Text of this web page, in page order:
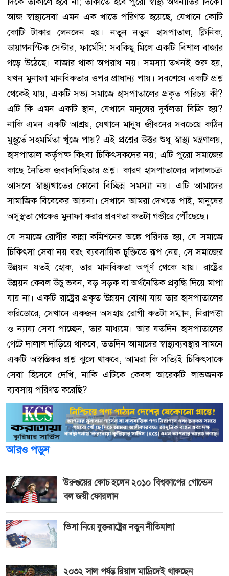
আজ স্বাস্থ্যসেবা এমন এক খাতে পরিণত হয়েছে, যেখানে কোটি
কোটি টাকার লেনদেন হয়। নতুন নতুন হাসপাতাল, ক্লিনিক,
ডায়াগনস্টিক সেন্টার, ফার্মেসি: সবকিছু মিলে একটি বিশাল বাজার
গড়ে উঠেছে। বাজার থাকা অপরাধ নয়। সমস্যা তখনই শুরু হয়,
যখন মুনাফা মানবিকতার ওপর প্রাধান্য পায়। সবশেষে একটি প্রশ্ন
থেকেই যায়, একটি সভ্য সমাজে হাসপাতালের প্রকৃত পরিচয় কী?
এটি কি এমন একটি স্থান, যেখানে মানুষের দুর্বলতা বিক্রি হয়?
নাকি এমন একটি আশ্রয়, যেখানে মানুষ জীবনের সবচেয়ে কঠিন
মুহূর্তে সহমর্মিতা খুঁজে পায়? এই প্রশ্নের উত্তর শুধু স্বাস্থ্য মন্ত্রণালয়,
হাসপাতাল কর্তৃপক্ষ কিংবা চিকিৎসকদের নয়; এটি পুরো সমাজের
কাছে নৈতিক জবাবদিহিতার প্রশ্ন। কারণ হাসপাতালের দালালচক্র
আসলে স্বাস্থ্যখাতের কোনো বিচ্ছিন্ন সমস্যা নয়। এটি আমাদের
সামাজিক বিবেকের আয়না। সেখানে আমরা দেখতে পাই, মানুষের
অসুস্থতা থেকেও মুনাফা করার প্রবণতা কতটা গভীরে পৌঁছেছে।
যে সমাজে রোগীর কান্না কমিশনের অঙ্কে পরিণত হয়, যে সমাজে
চিকিৎসা সেবা নয় বরং ব্যবসায়িক চুক্তিতে রূপ নেয়, সে সমাজের
উন্নয়ন যতই হোক, তার মানবিকতা অপূর্ণ থেকে যায়। রাষ্ট্রের
উন্নয়ন কেবল উঁচু ভবন, বড় সড়ক বা অর্থনৈতিক প্রবৃদ্ধি দিয়ে মাপা
যায় না। একটি রাষ্ট্রের প্রকৃত উন্নয়ন বোঝা যায় তার হাসপাতালের
করিডোরে, সেখানে একজন অসহায় রোগী কতটা সম্মান, নিরাপত্তা
ও ন্যায্য সেবা পাচ্ছেন, তার মাধ্যমে। আর যতদিন হাসপাতালের
গেটে দালাল দাঁড়িয়ে থাকবে, ততদিন আমাদের স্বাস্থ্যব্যবস্থার সামনে
একটি অস্বস্তিকর প্রশ্ন ঝুলে থাকবে, আমরা কি সত্যিই চিকিৎসাকে
সেবা হিসেবে দেখি, নাকি এটিকে কেবল আরেকটি লাভজনক
ব্যবসায় পরিণত করেছি?
আরও পড়ুন
উরুগুয়ের কোচ হলেন ২০১০ বিশ্বকাপের গোল্ডেন
বল জয়ী ফোরলান
ভিসা নিয়ে যুক্তরাষ্ট্রের নতুন নীতিমালা
২০৩২ সাল পর্যন্ত রিয়াল মাদ্রিদেই থাকছেন